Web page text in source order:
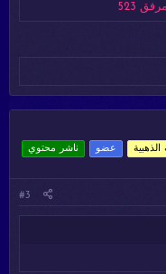
523
الذهبية عضو ناشر محتوي
#3